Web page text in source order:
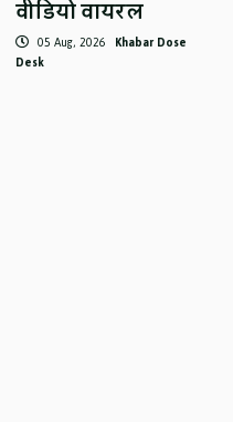
वीडियो वायरल
05 Aug, 2026 Khabar Dose
Desk